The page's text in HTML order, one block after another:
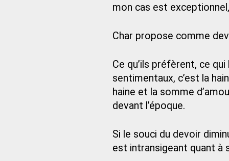
mon cas est
Char propose comme
Ce qu’ils préfèrent, ce
sentimentaux, c’est la
haine et la somme
devant l’époque.
Si le souci du devoir
est intransigeant quant à